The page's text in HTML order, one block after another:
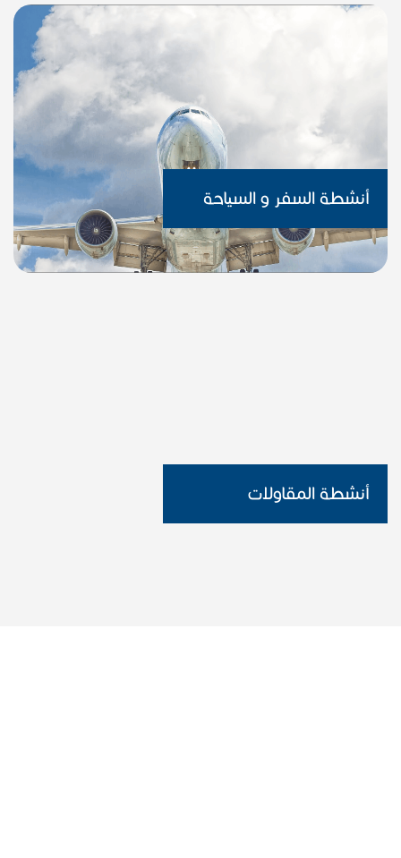
أنشطة السفر و السياحة
أنشطة المقاولات